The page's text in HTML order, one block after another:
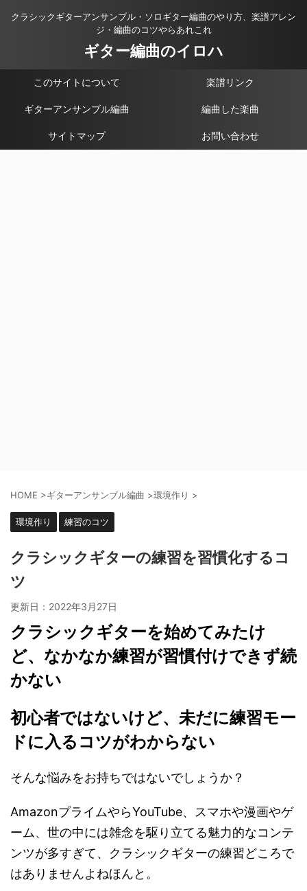
クラシックギターアンサンブル・ソロギター編曲のやり方、楽譜アレン
ジ・編曲のコツやらあれこれ
ギター編曲のイロハ
このサイトについて 楽譜リンク
ギターアンサンブル編曲 編曲した楽曲
サイトマップ お問い合わせ
HOME >ギターアンサンブル編曲 >環境作り >
環境作り 練習のコツ
クラシックギターの練習を習慣化するコ
ツ
更新日： 2022年3月27日
クラシックギターを始めてみたけ
ど、なかなか練習が習慣付けできず続
かない
初心者ではないけど、未だに練習モー
ドに入るコツがわからない
そんな悩みをお持ちではないでしょうか？
AmazonプライムやらYouTube、スマホや漫画やゲ
ーム、世の中には雑念を駆り立てる魅力的なコンテ
ンツが多すぎて、クラシックギターの練習どころで
はありませんよねほんと。